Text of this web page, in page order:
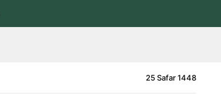
25 Safar 1448